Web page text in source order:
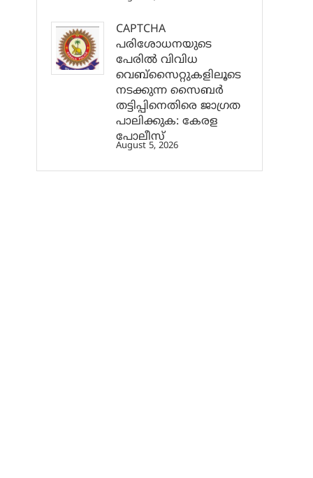
CAPTCHA
പരിശോധനയുടെ
പേരില്‍ വിവിധ
വെബ്സൈറ്റുകളിലൂടെ
നടക്കുന്ന സൈബര്‍
തട്ടിപ്പിനെതിരെ ജാഗ്രത
പാലിക്കുക: കേരള
പോലീസ്
August 5, 2026